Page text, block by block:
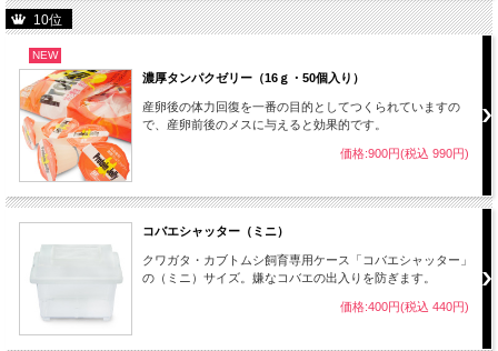
10位
NEW
濃厚タンパクゼリー（16ｇ・50個入り）
産卵後の体力回復を一番の目的としてつくられていますの
で、産卵前後のメスに与えると効果的です。
価格:900円(税込 990円)
コバエシャッター（ミニ）
クワガタ・カブトムシ飼育専用ケース「コバエシャッター」
の（ミニ）サイズ。嫌なコバエの出入りを防ぎます。
価格:400円(税込 440円)